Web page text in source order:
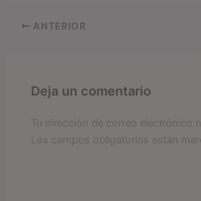
ANTERIOR
Deja un comentario
Tu dirección de correo electrónico
Los campos obligatorios están